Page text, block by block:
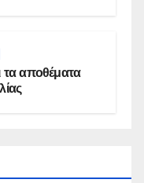
τα αποθέματα